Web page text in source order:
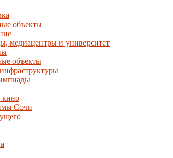
объекты
медиацентры и университет
объекты
кино
Сочи